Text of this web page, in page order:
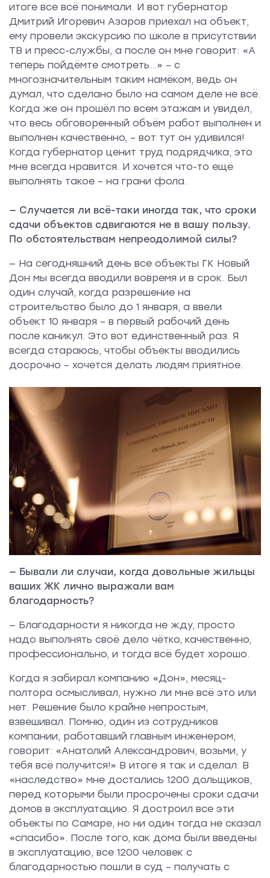
итоге все всё понимали. И вот губернатор
Дмитрий Игоревич Азаров приехал на объект,
ему провели экскурсию по школе в присутствии
ТВ и пресс-службы, а после он мне говорит: «А
теперь пойдёмте смотреть…» – с
многозначительным таким намёком, ведь он
думал, что сделано было на самом деле не всё.
Когда же он прошёл по всем этажам и увидел,
что весь обговоренный объём работ выполнен и
выполнен качественно, – вот тут он удивился!
Когда губернатор ценит труд подрядчика, это
мне всегда нравится. И хочется что-то ещё
выполнять такое – на грани фола.
— Случается ли всё-таки иногда так, что сроки
сдачи объектов сдвигаются не в вашу пользу.
По обстоятельствам непреодолимой силы?
— На сегодняшний день все объекты ГК Новый
Дон мы всегда вводили вовремя и в срок. Был
один случай, когда разрешение на
строительство было до 1 января, а ввели
объект 10 января – в первый рабочий день
после каникул. Это вот единственный раз. Я
всегда стараюсь, чтобы объекты вводились
досрочно – хочется делать людям приятное.
— Бывали ли случаи, когда довольные жильцы
ваших ЖК лично выражали вам
благодарность?
— Благодарности я никогда не жду, просто
надо выполнять своё дело чётко, качественно,
профессионально, и тогда всё будет хорошо.
Когда я забирал компанию «Дон», месяц-
полтора осмысливал, нужно ли мне всё это или
нет. Решение было крайне непростым,
взвешивал. Помню, один из сотрудников
компании, работавший главным инженером,
говорит: «Анатолий Александрович, возьми, у
тебя всё получится!» В итоге я так и сделал. В
«наследство» мне достались 1200 дольщиков,
перед которыми были просрочены сроки сдачи
домов в эксплуатацию. Я достроил все эти
объекты по Самаре, но ни один тогда не сказал
«спасибо». После того, как дома были введены
в эксплуатацию, все 1200 человек с
благодарностью пошли в суд – получать с